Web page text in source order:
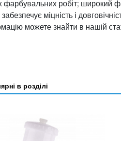
фарбувальних робіт; широкий
міцність і
можете знайти в нашій
в розділі